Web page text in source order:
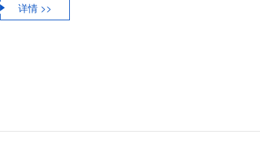
详情 >>